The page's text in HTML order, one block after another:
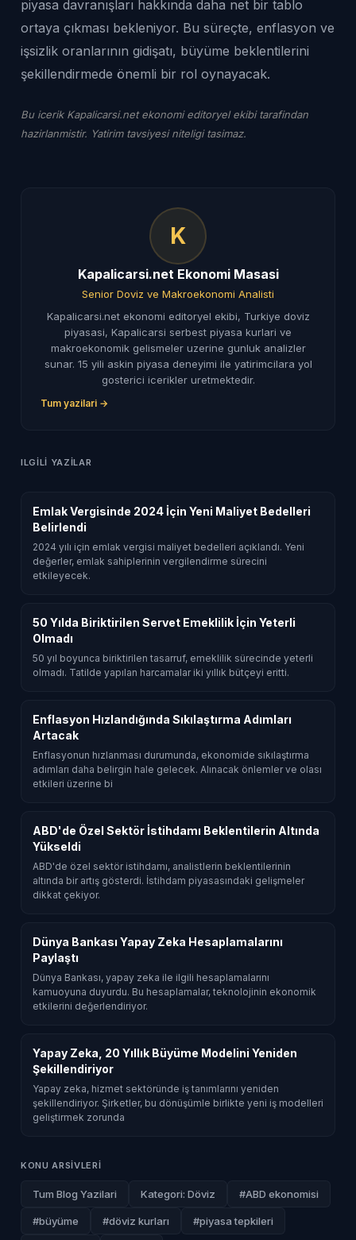
piyasa davranışları hakkında daha net bir tablo
ortaya çıkması bekleniyor. Bu süreçte, enflasyon ve
işsizlik oranlarının gidişatı, büyüme beklentilerini
şekillendirmede önemli bir rol oynayacak.
Bu icerik Kapalicarsi.net ekonomi editoryel ekibi tarafindan
hazirlanmistir. Yatirim tavsiyesi niteligi tasimaz.
K
Kapalicarsi.net Ekonomi Masasi
Senior Doviz ve Makroekonomi Analisti
Kapalicarsi.net ekonomi editoryel ekibi, Turkiye doviz
piyasasi, Kapalicarsi serbest piyasa kurlari ve
makroekonomik gelismeler uzerine gunluk analizler
sunar. 15 yili askin piyasa deneyimi ile yatirimcilara yol
gosterici icerikler uretmektedir.
Tum yazilari →
ILGILI YAZILAR
Emlak Vergisinde 2024 İçin Yeni Maliyet Bedelleri
Belirlendi
2024 yılı için emlak vergisi maliyet bedelleri açıklandı. Yeni
değerler, emlak sahiplerinin vergilendirme sürecini
etkileyecek.
50 Yılda Biriktirilen Servet Emeklilik İçin Yeterli
Olmadı
50 yıl boyunca biriktirilen tasarruf, emeklilik sürecinde yeterli
olmadı. Tatilde yapılan harcamalar iki yıllık bütçeyi eritti.
Enflasyon Hızlandığında Sıkılaştırma Adımları
Artacak
Enflasyonun hızlanması durumunda, ekonomide sıkılaştırma
adımları daha belirgin hale gelecek. Alınacak önlemler ve olası
etkileri üzerine bi
ABD'de Özel Sektör İstihdamı Beklentilerin Altında
Yükseldi
ABD'de özel sektör istihdamı, analistlerin beklentilerinin
altında bir artış gösterdi. İstihdam piyasasındaki gelişmeler
dikkat çekiyor.
Dünya Bankası Yapay Zeka Hesaplamalarını
Paylaştı
Dünya Bankası, yapay zeka ile ilgili hesaplamalarını
kamuoyuna duyurdu. Bu hesaplamalar, teknolojinin ekonomik
etkilerini değerlendiriyor.
Yapay Zeka, 20 Yıllık Büyüme Modelini Yeniden
Şekillendiriyor
Yapay zeka, hizmet sektöründe iş tanımlarını yeniden
şekillendiriyor. Şirketler, bu dönüşümle birlikte yeni iş modelleri
geliştirmek zorunda
KONU ARSIVLERI
Tum Blog Yazilari Kategori: Döviz #ABD ekonomisi
#büyüme #döviz kurları #piyasa tepkileri